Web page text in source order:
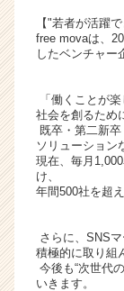
【"若者が活躍
free movaは、
したベンチャー
「働くことが
社会を創るため
既卒・第二新
ソリューション
現在、毎月
け、
年間500社を超
さらに、SNS
積極的に取り組
今後も“次世代
いきます。